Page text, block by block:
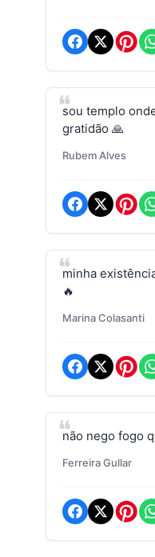
sou templo
gratidão 🙏
Rubem Alves
minha
🔥
Marina Colasanti
não nego fogo
Ferreira Gullar